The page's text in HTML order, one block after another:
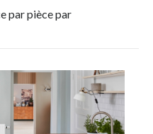
par pièce par